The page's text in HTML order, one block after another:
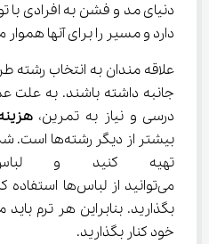
دنیای مد و فشن به افرادی با
دارد و مسیر را برای آنها هموار
علاقه مندان به انتخاب رشته
جانبه داشته باشند. به علت
درسی و نیاز به تمرین،
می‌توانید از
بگذارید. بنابراین هر ترم
خود کنار بگذارید.